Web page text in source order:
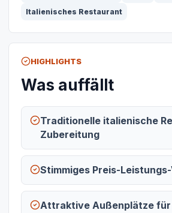
Italienisches Restaurant
HIGHLIGHTS
Was auffällt
Traditionelle italienische
Zubereitung
Stimmiges Preis-
Attraktive Außenplätze